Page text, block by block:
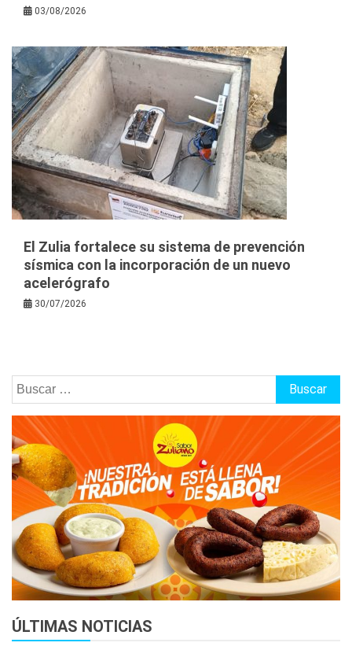
03/08/2026
El Zulia fortalece su sistema de prevención
sísmica con la incorporación de un nuevo
acelerógrafo
30/07/2026
Buscar:
ÚLTIMAS NOTICIAS